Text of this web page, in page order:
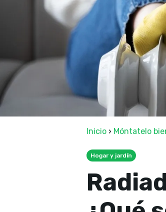
Inicio › Móntatelo
Hogar y jardín